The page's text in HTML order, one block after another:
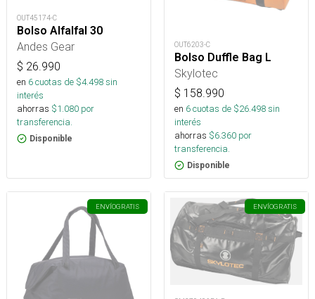
OUT45174-C
Bolso Alfalfal 30
Andes Gear
$ 26.990
en 6cuotas de $4.498sin
interés
ahorras $1.080 por
transferencia.
Disponible
OUT6203-C
Bolso Duffle Bag L
Skylotec
$ 158.990
en 6cuotas de $26.498sin
interés
ahorras $6.360 por
transferencia.
Disponible
ENVÍOGRATIS ENVÍOGRATIS